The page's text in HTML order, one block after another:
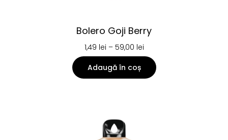
Bolero Goji Berry
1,49 lei – 59,00 lei
Adaugă în coș